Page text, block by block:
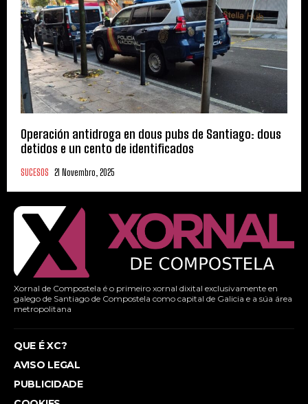
Operación antidroga en dous pubs de Santiago: dous
detidos e un cento de identificados
SUCESOS 21 Novembro, 2025
Xornal de Compostela é o primeiro xornal dixital exclusivamente en
galego de Santiago de Compostela como capital de Galicia e a súa área
metropolitana
QUE É XC?
AVISO LEGAL
PUBLICIDADE